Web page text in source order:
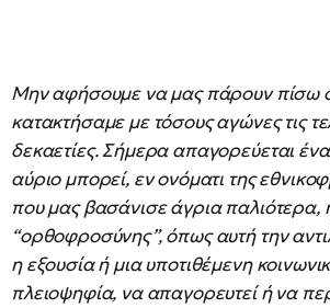
Μην αφήσουμε να μας πάρουν πίσω
κατακτήσαμε με τόσους αγώνες τις
δεκαετίες. Σήμερα απαγορεύεται
αύριο μπορεί, εν ονόματι της
που μας βασάνισε άγρια παλιότερα,
“ορθοφροσύνης”, όπως αυτή την
η εξουσία ή μια υποτιθέμενη
πλειοψηφία, να απαγορευτεί ή να